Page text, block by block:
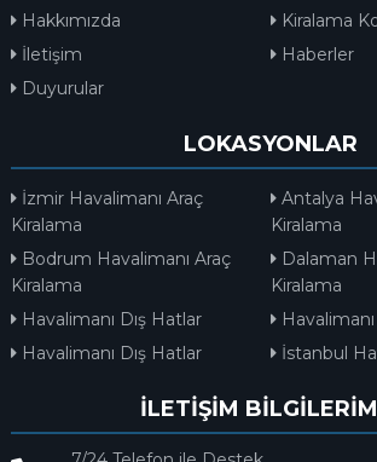
Hakkımızda
Kiralama
İletişim
Haberler
Duyurular
LOKASYONLAR
İzmir Havalimanı Araç
Kiralama
Antalya
Kiralama
Bodrum Havalimanı Araç
Kiralama
Dalaman
Kiralama
Havalimanı Dış Hatlar
Havalimanı
Havalimanı Dış Hatlar
İstanbul
İLETİŞİM